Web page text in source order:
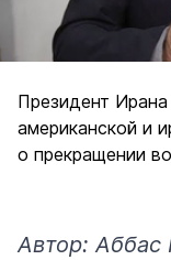
Президент
американской и
о прекращении
Автор: Аббас